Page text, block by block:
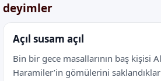
deyimler
Açıl susam açıl
Bin bir gece masallarının baş kişisi
Haramiler’in gömülerini